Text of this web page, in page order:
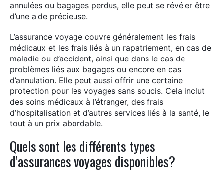
annulées ou bagages perdus, elle peut se révéler être
d’une aide précieuse.
L’assurance voyage couvre généralement les frais
médicaux et les frais liés à un rapatriement, en cas de
maladie ou d’accident, ainsi que dans le cas de
problèmes liés aux bagages ou encore en cas
d’annulation. Elle peut aussi offrir une certaine
protection pour les voyages sans soucis. Cela inclut
des soins médicaux à l’étranger, des frais
d’hospitalisation et d’autres services liés à la santé, le
tout à un prix abordable.
Quels sont les différents types
d’assurances voyages disponibles?